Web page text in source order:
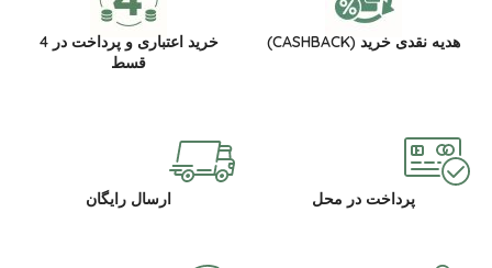
هدیه نقدی خرید (CASHBACK)
خرید اعتباری و پرداخت در 4
قسط
پرداخت در محل ارسال رایگان